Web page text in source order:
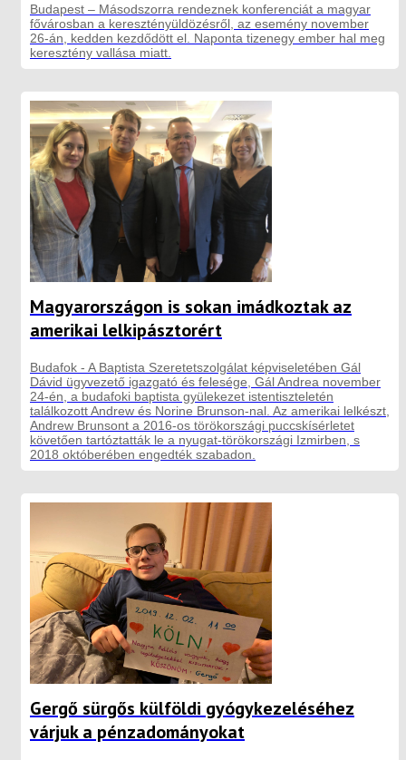
Budapest – Másodszorra rendeznek konferenciát a magyar
fővárosban a keresztényüldözésről, az esemény november
26-án, kedden kezdődött el. Naponta tizenegy ember hal meg
keresztény vallása miatt.
Magyarországon is sokan imádkoztak az
amerikai lelkipásztorért
Budafok - A Baptista Szeretetszolgálat képviseletében Gál
Dávid ügyvezető igazgató és felesége, Gál Andrea november
24-én, a budafoki baptista gyülekezet istentiszteletén
találkozott Andrew és Norine Brunson-nal. Az amerikai lelkészt,
Andrew Brunsont a 2016-os törökországi puccskísérletet
követően tartóztatták le a nyugat-törökországi Izmirben, s
2018 októberében engedték szabadon.
Gergő sürgős külföldi gyógykezeléséhez
várjuk a pénzadományokat